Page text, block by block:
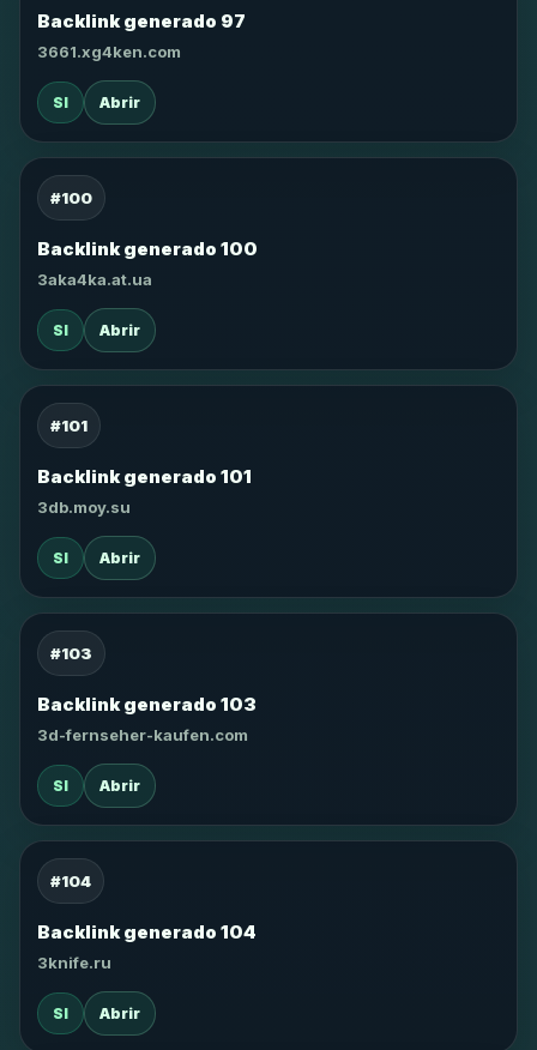
Backlink generado 97
3661.xg4ken.com
SI Abrir
#100
Backlink generado 100
3aka4ka.at.ua
SI Abrir
#101
Backlink generado 101
3db.moy.su
SI Abrir
#103
Backlink generado 103
3d-fernseher-kaufen.com
SI Abrir
#104
Backlink generado 104
3knife.ru
SI Abrir